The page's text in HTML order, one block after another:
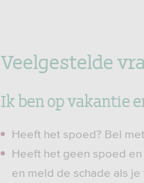
Veelgestelde
Ik ben op vakantie
Heeft het spoed? Bel
Heeft het geen spoed en
en meld de schade als